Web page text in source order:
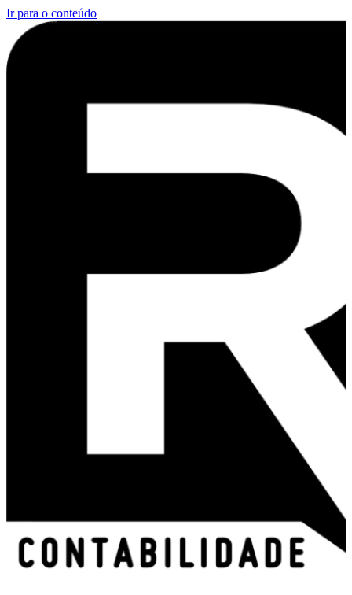
Ir para o conteúdo